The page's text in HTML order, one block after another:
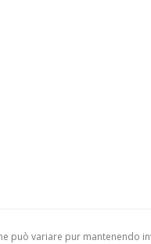
può variare pur mantenendo